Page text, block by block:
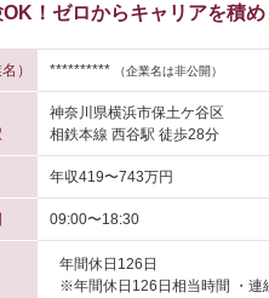
！ゼロからキャリアを積め
） ********** （企業名は非公開）
神奈川県横浜市保土ケ谷区
相鉄本線 西谷駅 徒歩28分
年収419〜743万円
09:00〜18:30
年間休日126日
※年間休日126日相当時間 ・連